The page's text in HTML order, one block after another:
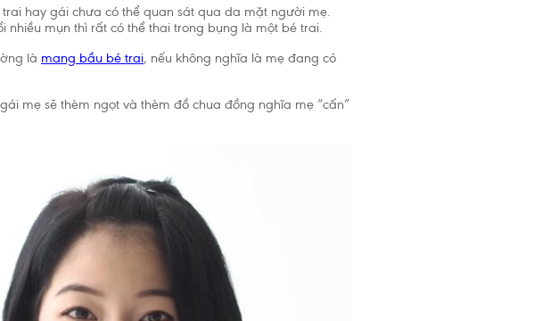
hay gái chưa có thể quan sát qua da mặt người mẹ.
mụn thì rất có thể thai trong bụng là một bé trai.
là mang bầu bé trai, nếu không nghĩa là mẹ đang có
mẹ sẽ thèm ngọt và thèm đồ chua đồng nghĩa mẹ “cấn”